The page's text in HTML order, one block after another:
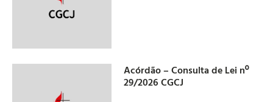
Acórdão – Consulta de Lei nº
29/2026 CGCJ